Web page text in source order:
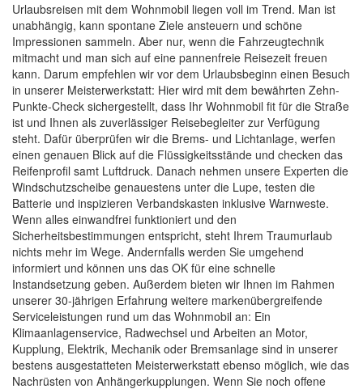
Urlaubsreisen mit dem Wohnmobil liegen voll im Trend. Man ist
unabhängig, kann spontane Ziele ansteuern und schöne
Impressionen sammeln. Aber nur, wenn die Fahrzeugtechnik
mitmacht und man sich auf eine pannenfreie Reisezeit freuen
kann. Darum empfehlen wir vor dem Urlaubsbeginn einen Besuch
in unserer Meisterwerkstatt: Hier wird mit dem bewährten Zehn-
Punkte-Check sichergestellt, dass Ihr Wohnmobil fit für die Straße
ist und Ihnen als zuverlässiger Reisebegleiter zur Verfügung
steht. Dafür überprüfen wir die Brems- und Lichtanlage, werfen
einen genauen Blick auf die Flüssigkeitsstände und checken das
Reifenprofil samt Luftdruck. Danach nehmen unsere Experten die
Windschutzscheibe genauestens unter die Lupe, testen die
Batterie und inspizieren Verbandskasten inklusive Warnweste.
Wenn alles einwandfrei funktioniert und den
Sicherheitsbestimmungen entspricht, steht Ihrem Traumurlaub
nichts mehr im Wege. Andernfalls werden Sie umgehend
informiert und können uns das OK für eine schnelle
Instandsetzung geben. Außerdem bieten wir Ihnen im Rahmen
unserer 30-jährigen Erfahrung weitere markenübergreifende
Serviceleistungen rund um das Wohnmobil an: Ein
Klimaanlagenservice, Radwechsel und Arbeiten an Motor,
Kupplung, Elektrik, Mechanik oder Bremsanlage sind in unserer
bestens ausgestatteten Meisterwerkstatt ebenso möglich, wie das
Nachrüsten von Anhängerkupplungen. Wenn Sie noch offene